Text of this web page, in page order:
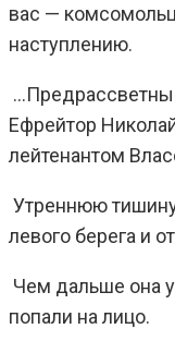
вас —
наступлению.
Ефрейтор
лейтенантом
Утреннюю
левого берега и
Чем дальше она
попали на лицо.